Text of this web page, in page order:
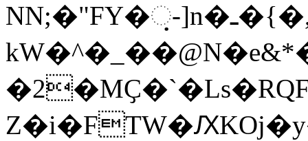
NN;�"FY�଼-]n�ـ�{�,�h9��4�O�=�xY�.��v��\
kW�^�_�